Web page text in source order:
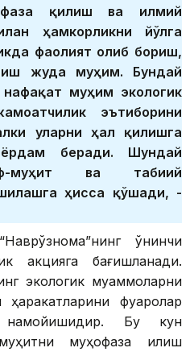
қилиш ва илмий
ҳамкорликни йўлга
фаолият олиб бориш,
жуда муҳим. Бундай
муҳим экологик
эътиборини
уларни ҳал қилишга
беради. Шундай
муҳит ва табиий
ҳисса қўшади, -
ўнинчи
акцияга бағишланади.
экологик муаммоларни
ҳаракатларини фуқаролар
намойишидир. Бу кун
муҳофаза қилиш